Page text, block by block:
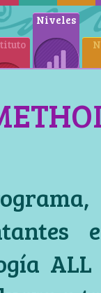
Niveles